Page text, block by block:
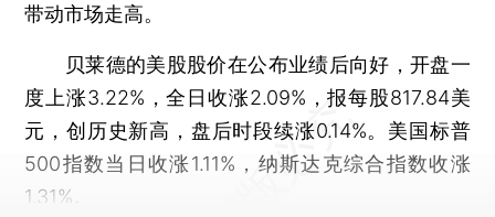
带动市场走高。
贝莱德的美股股价在公布业绩后向好，开盘一
度上涨3.22%，全日收涨2.09%，报每股817.84美
元，创历史新高，盘后时段续涨0.14%。美国标普
500指数当日收涨1.11%，纳斯达克综合指数收涨
1.31%。